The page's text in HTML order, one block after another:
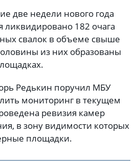
две недели нового года
182 очага
свалок в объеме свыше
из них образованы
Редькин поручил МБУ
мониторинг в текущем
ревизия камер
в зону видимости которых
площадки.